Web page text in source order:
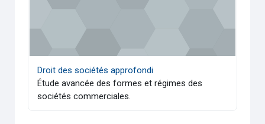
Droit des sociétés approfondi
Étude avancée des formes et régimes des
sociétés commerciales.